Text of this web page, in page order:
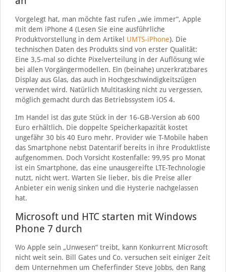
Vorgelegt hat, man möchte fast rufen „wie immer“, Apple
mit dem iPhone 4 (Lesen Sie eine ausführliche
Produktvorstellung in dem Artikel UMTS-iPhone). Die
technischen Daten des Produkts sind von erster Qualität:
Eine 3,5-mal so dichte Pixelverteilung in der Auflösung wie
bei allen Vorgängermodellen. Ein (beinahe) unzerkratzbares
Display aus Glas, das auch in Hochgeschwindigkeitszügen
verwendet wird. Natürlich Multitasking nicht zu vergessen,
möglich gemacht durch das Betriebssystem iOS 4.
Im Handel ist das gute Stück in der 16-GB-Version ab 600
Euro erhältlich. Die doppelte Speicherkapazität kostet
ungefähr 30 bis 40 Euro mehr. Provider wie T-Mobile haben
das Smartphone nebst Datentarif bereits in ihre Produktliste
aufgenommen. Doch Vorsicht Kostenfalle: 99,95 pro Monat
ist ein Smartphone, das eine unausgereifte LTE-Technologie
nutzt, nicht wert. Warten Sie lieber, bis die Preise aller
Anbieter ein wenig sinken und die Hysterie nachgelassen
hat.
Microsoft und HTC starten mit Windows
Phone 7 durch
Wo Apple sein „Unwesen“ treibt, kann Konkurrent Microsoft
nicht weit sein. Bill Gates und Co. versuchen seit einiger Zeit
dem Unternehmen um Cheferfinder Steve Jobbs, den Rang